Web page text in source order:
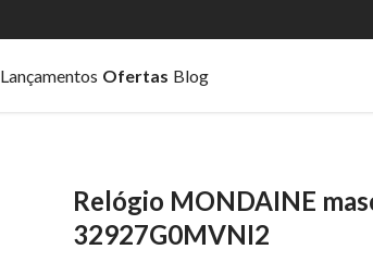
Lançamentos Ofertas Blog
Relógio MONDAINE
32927G0MVNI2